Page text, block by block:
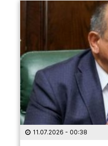
11.07.2026 - 00:38